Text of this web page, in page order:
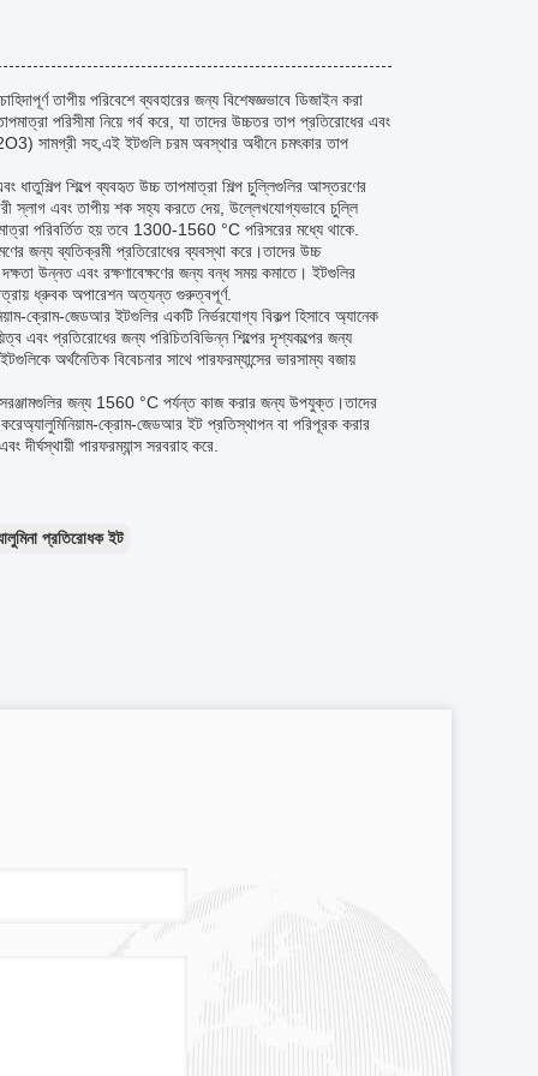
তাপীয় পরিবেশে ব্যবহারের জন্য বিশেষজ্ঞভাবে ডিজাইন করা
পরিসীমা নিয়ে গর্ব করে, যা তাদের উচ্চতর তাপ প্রতিরোধের এবং
সামগ্রী সহ,এই ইটগুলি চরম অবস্থার অধীনে চমৎকার তাপ
ধাতুশিল্প শিল্পে ব্যবহৃত উচ্চ তাপমাত্রা শিল্প চুল্লিগুলির আস্তরণের
এবং তাপীয় শক সহ্য করতে দেয়, উল্লেখযোগ্যভাবে চুল্লি
পরিবর্তিত হয় তবে 1300-1560 °C পরিসরের মধ্যে থাকে.
জন্য ব্যতিক্রমী প্রতিরোধের ব্যবস্থা করে।তাদের উচ্চ
উন্নত এবং রক্ষণাবেক্ষণের জন্য বন্ধ সময় কমাতে। ইটগুলির
ধ্রুবক অপারেশন অত্যন্ত গুরুত্বপূর্ণ.
ক্রোম-জেডআর ইটগুলির একটি নির্ভরযোগ্য বিকল্প হিসাবে অ্যানেক
এবং প্রতিরোধের জন্য পরিচিতবিভিন্ন শিল্পের দৃশ্যকল্পের জন্য
অর্থনৈতিক বিবেচনার সাথে পারফরম্যান্সের ভারসাম্য বজায়
সরঞ্জামগুলির জন্য 1560 °C পর্যন্ত কাজ করার জন্য উপযুক্ত।তাদের
করেঅ্যালুমিনিয়াম-ক্রোম-জেডআর ইট প্রতিস্থাপন বা পরিপূরক করার
পারফরম্যান্স সরবরাহ করে.
প্রতিরোধক ইট